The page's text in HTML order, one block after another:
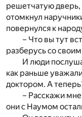
решетчатую
отомкнул
повернулся к
– Что вы тут
разберусь со
И люди
как раньше
доктором. А
– Расскажи мне
они с Наумом